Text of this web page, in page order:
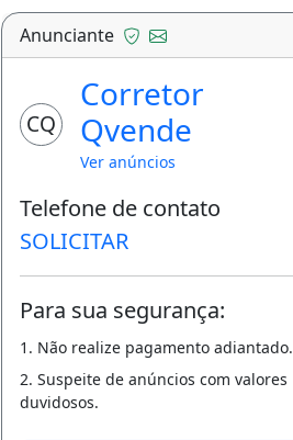
Anunciante
CQ
Corretor
Qvende
Ver anúncios
Telefone de contato
SOLICITAR
Para sua segurança:
1. Não realize pagamento adiantado.
2. Suspeite de anúncios com valores
duvidosos.